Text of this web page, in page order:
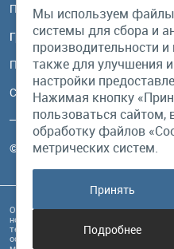
Посмотреть на карте
График работы
Пн-Пт: с 10:00 до 18:00
Сб, Вс: выходной
© Бурый Медведь MMXXVI.
Обращаем Ваше внимание на то, что
носит исключительно
техническая информация,
офертой, определяемой положениями
Мы используем файлы
системы для сбора и
производительности
также для улучшения
настройки
Нажимая кнопку
пользоваться сайтом,
обработку файлов
метрических систем.
Принять
Подробнее